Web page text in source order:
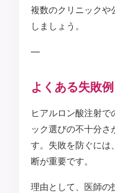
複数のクリニックや
しましょう。
—
よくある失敗
ヒアルロン酸注射
ック選びの不十分
す。失敗を防ぐには
断が重要です。
理由として、医師の